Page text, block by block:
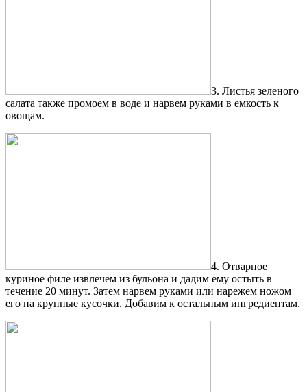
3. Листья зеленого
салата также промоем в воде и нарвем руками в емкость к
овощам.
4. Отварное
куриное филе извлечем из бульона и дадим ему остыть в
течение 20 минут. Затем нарвем руками или нарежем ножом
его на крупные кусочки. Добавим к остальным ингредиентам.